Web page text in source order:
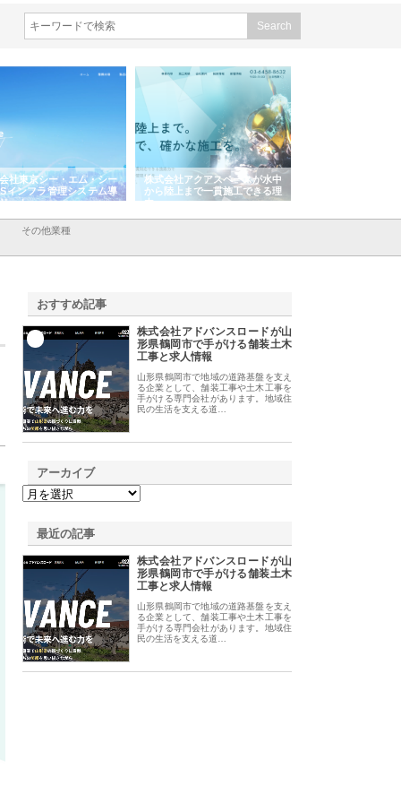
社東京シー・エム・シー
インフラ管理システム導
ット
株式会社アクアスペースが水中
から陸上まで一貫施工できる理
由
その他業種
おすすめ記事
株式会社アドバンスロードが山
形県鶴岡市で手がける舗装土木
工事と求人情報
山形県鶴岡市で地域の道路基盤を支え
る企業として、舗装工事や土木工事を
手がける専門会社があります。地域住
民の生活を支える道…
アーカイブ
最近の記事
株式会社アドバンスロードが山
形県鶴岡市で手がける舗装土木
工事と求人情報
山形県鶴岡市で地域の道路基盤を支え
る企業として、舗装工事や土木工事を
手がける専門会社があります。地域住
民の生活を支える道…